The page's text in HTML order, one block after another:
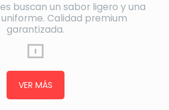
buscan un sabor ligero y una
Calidad premium
garantizada.
VER MÁS